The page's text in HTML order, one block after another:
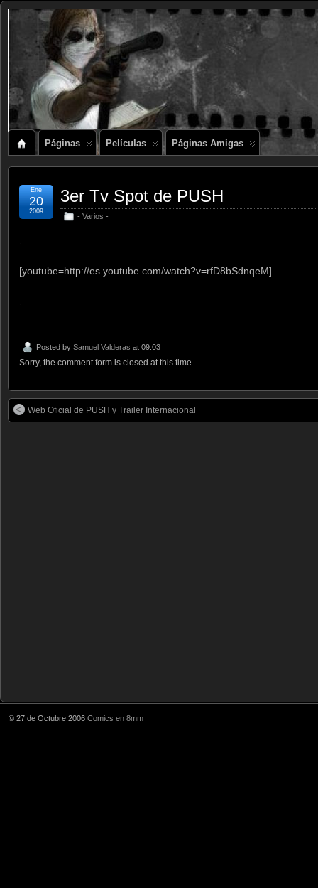
Páginas Películas Páginas Amigas
3er Tv Spot de PUSH
- Varios -
Ene
20
2009
[youtube=http://es.youtube.com/watch?v=rfD8bSdnqeM]
Posted by Samuel Valderas at 09:03
Sorry, the comment form is closed at this time.
Web Oficial de PUSH y Trailer Internacional
© 27 de Octubre 2006 Comics en 8mm